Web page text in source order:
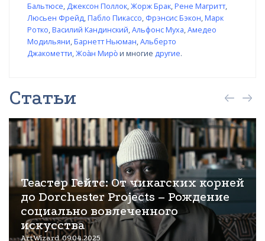
Бальтюсе, Джексон Поллок,Жорж Брак,Рене Магритт,
Люсьен Фрейд,Пабло Пикассо, Фрэнсис Бэкон,Марк
Ротко,Василий Кандинский,Альфонс Муха,Амедео
Модильяни,Барнетт Ньюман,Альберто
Джакометти,Жоа̀н Миро̀и многие другие.
Статьи
Теастер Гейтс: От чикагских корней
до Dorchester Projects – Рождение
социально вовлеченного
искусства
ArtWizard 09.04.2025